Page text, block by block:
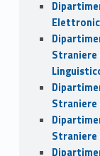
Straniere
Straniere